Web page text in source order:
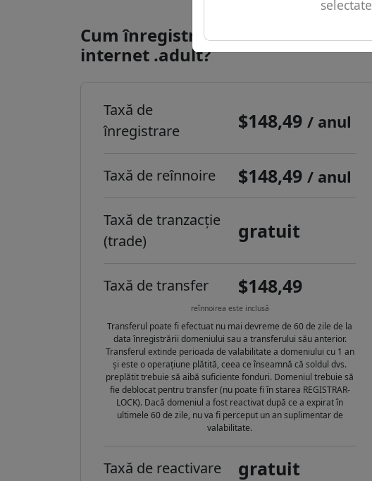
selectate
Cum înregistrezi un domeniu de
internet .adult?
Taxă de
înregistrare
$148,49/ anul
Taxă de reînnoire $148,49/ anul
Taxă de tranzacție
(trade)
gratuit
Taxă de transfer $148,49
reînnoirea este inclusă
Transferul poate fi efectuat nu mai devreme de 60 de zile de la
data înregistrării domeniului sau a transferului său anterior.
Transferul extinde perioada de valabilitate a domeniului cu 1 an
și este o operațiune plătită, ceea ce înseamnă că soldul dvs.
preplătit trebuie să aibă suficiente fonduri. Domeniul trebuie să
fie deblocat pentru transfer (nu poate fi în starea REGISTRAR-
LOCK). Dacă domeniul a fost reactivat după ce a expirat în
ultimele 60 de zile, nu va fi perceput un an suplimentar de
valabilitate.
Taxă de reactivare gratuit